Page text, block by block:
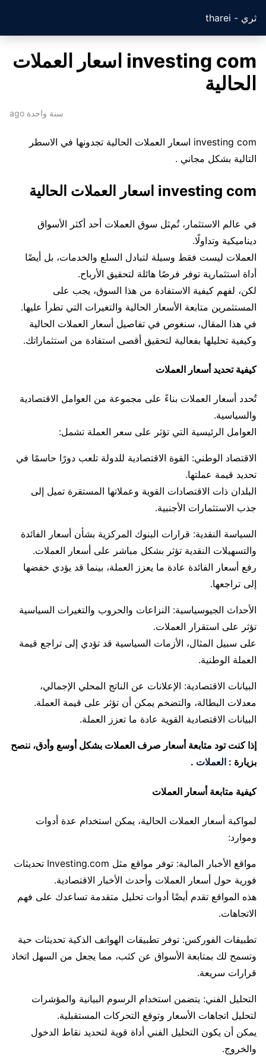
ثري - tharei
investing com اسعار العملات
الحالية
سنة واحدة ago
investing com اسعار العملات الحالية تجدونها في الاسطر
التالية بشكل مجاني .
investing com اسعار العملات الحالية
في عالم الاستثمار، تُمثل سوق العملات أحد أكثر الأسواق
ديناميكية وتداولًا.
العملات ليست فقط وسيلة لتبادل السلع والخدمات، بل أيضًا
أداة استثمارية توفر فرصًا هائلة لتحقيق الأرباح.
لكن، لفهم كيفية الاستفادة من هذا السوق، يجب على
المستثمرين متابعة الأسعار الحالية والتغيرات التي تطرأ عليها.
في هذا المقال، سنغوص في تفاصيل أسعار العملات الحالية
وكيفية تحليلها بفعالية لتحقيق أقصى استفادة من استثماراتك.
كيفية تحديد أسعار العملات
تُحدد أسعار العملات بناءً على مجموعة من العوامل الاقتصادية
والسياسية.
العوامل الرئيسية التي تؤثر على سعر العملة تشمل:
الاقتصاد الوطني: القوة الاقتصادية للدولة تلعب دورًا حاسمًا في
تحديد قيمة عملتها.
البلدان ذات الاقتصادات القوية وعملاتها المستقرة تميل إلى
جذب الاستثمارات الأجنبية.
السياسة النقدية: قرارات البنوك المركزية بشأن أسعار الفائدة
والتسهيلات النقدية تؤثر بشكل مباشر على أسعار العملات.
رفع أسعار الفائدة عادة ما يعزز العملة، بينما قد يؤدي خفضها
إلى تراجعها.
الأحداث الجيوسياسية: النزاعات والحروب والتغيرات السياسية
تؤثر على استقرار العملات.
على سبيل المثال، الأزمات السياسية قد تؤدي إلى تراجع قيمة
العملة الوطنية.
البيانات الاقتصادية: الإعلانات عن الناتج المحلي الإجمالي،
معدلات البطالة، والتضخم يمكن أن تؤثر على قيمة العملة.
البيانات الاقتصادية القوية عادة ما تعزز العملة.
إذا كنت تود متابعة أسعار صرف العملات بشكل أوسع وأدق، ننصح
بزيارة : العملات .
كيفية متابعة أسعار العملات
لمواكبة أسعار العملات الحالية، يمكن استخدام عدة أدوات
وموارد:
مواقع الأخبار المالية: توفر مواقع مثل Investing.com تحديثات
فورية حول أسعار العملات وأحدث الأخبار الاقتصادية.
هذه المواقع تقدم أيضًا أدوات تحليل متقدمة تساعدك على فهم
الاتجاهات.
تطبيقات الفوركس: توفر تطبيقات الهواتف الذكية تحديثات حية
وتسمح لك بمتابعة الأسواق عن كثب، مما يجعل من السهل اتخاذ
قرارات سريعة.
التحليل الفني: يتضمن استخدام الرسوم البيانية والمؤشرات
لتحليل اتجاهات الأسعار وتوقع التحركات المستقبلية.
يمكن أن يكون التحليل الفني أداة قوية لتحديد نقاط الدخول
والخروج.